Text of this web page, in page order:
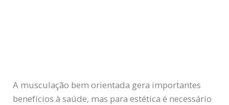
A musculação bem orientada gera importantes
benefícios à saúde, mas para estética é necessário